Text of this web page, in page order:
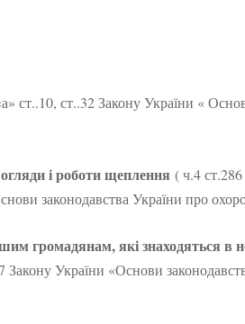
ст..10, ст..32 Закону України «
і роботи щеплення ( ч.4
законодавства України про
громадянам, які знаходяться в
Закону України «Основи